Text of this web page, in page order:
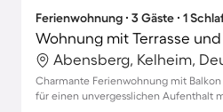
Ferienwohnung ∙ 3 Gäste ∙ 1
Wohnung mit Terrasse
Abensberg, Kelheim,
Charmante Ferienwohnung mit
für einen unvergesslichen Aufenthalt